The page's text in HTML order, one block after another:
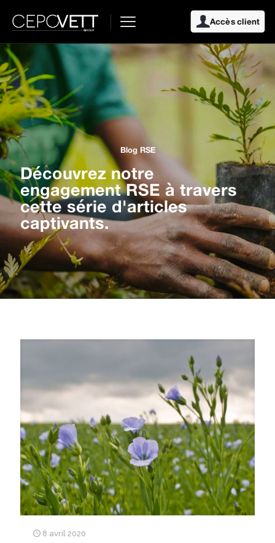
Accès client
Blog RSE
Découvrez notre
engagement RSE à travers
cette série d'articles
captivants.
8 avril 2020